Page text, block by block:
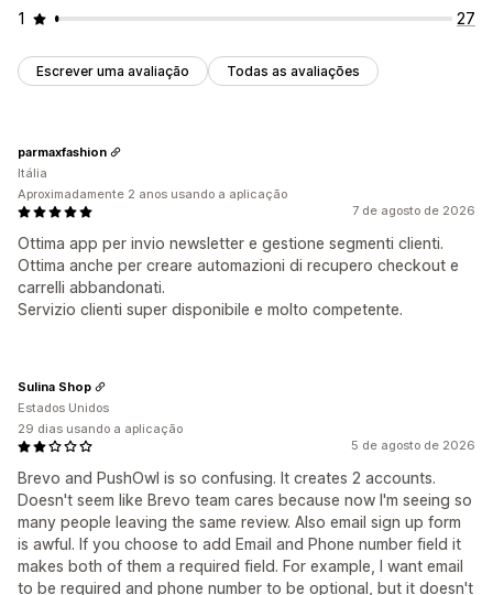
1
27
Escrever uma avaliação Todas as avaliações
7 de agosto de 2026
Ottima app per invio newsletter e gestione segmenti clienti.
Ottima anche per creare automazioni di recupero checkout e
carrelli abbandonati.
Servizio clienti super disponibile e molto competente.
parmaxfashion
Itália
Aproximadamente 2 anos usando a aplicação
5 de agosto de 2026
Brevo and PushOwl is so confusing. It creates 2 accounts.
Doesn't seem like Brevo team cares because now I'm seeing so
many people leaving the same review. Also email sign up form
is awful. If you choose to add Email and Phone number field it
makes both of them a required field. For example, I want email
to be required and phone number to be optional, but it doesn't
Sulina Shop
Estados Unidos
29 dias usando a aplicação